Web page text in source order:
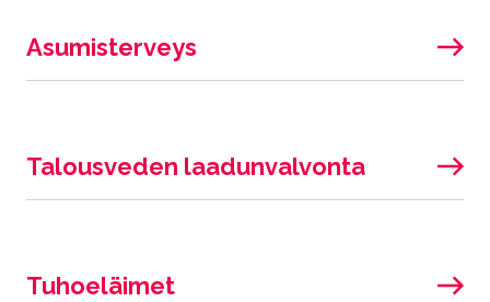
Asumisterveys
Talousveden laadunvalvonta
Tuhoeläimet